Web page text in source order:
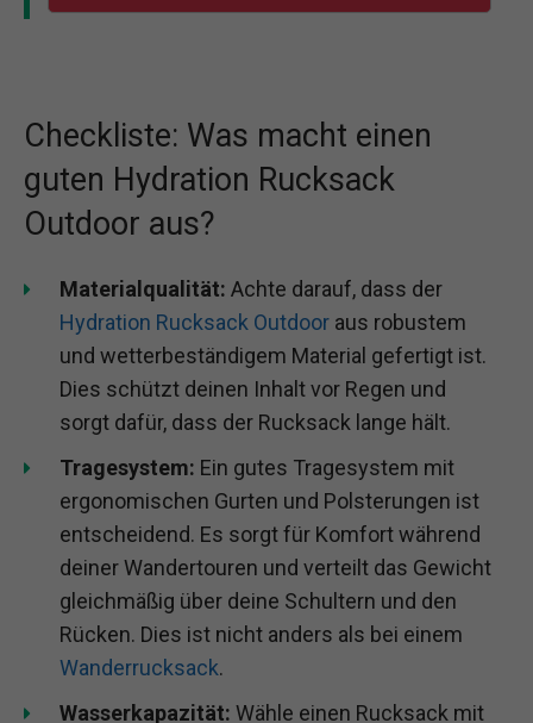
Checkliste: Was macht einen
guten Hydration Rucksack
Outdoor aus?
Materialqualität: Achte darauf, dass der
Hydration Rucksack Outdoor aus robustem
und wetterbeständigem Material gefertigt ist.
Dies schützt deinen Inhalt vor Regen und
sorgt dafür, dass der Rucksack lange hält.
Tragesystem: Ein gutes Tragesystem mit
ergonomischen Gurten und Polsterungen ist
entscheidend. Es sorgt für Komfort während
deiner Wandertouren und verteilt das Gewicht
gleichmäßig über deine Schultern und den
Rücken. Dies ist nicht anders als bei einem
Wanderrucksack.
Wasserkapazität: Wähle einen Rucksack mit